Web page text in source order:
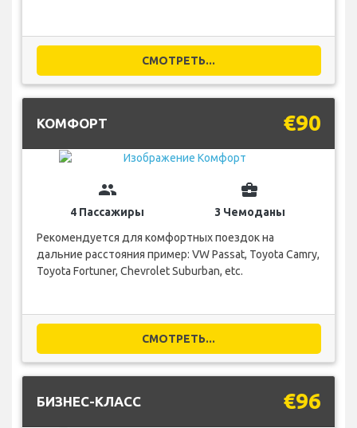
СМОТРЕТЬ...
КОМФОРТ €90
group
4 Пассажиры
business_center
3 Чемоданы
Рекомендуется для комфортных поездок на
дальние расстояния пример: VW Passat, Toyota Camry,
Toyota Fortuner, Chevrolet Suburban, etc.
СМОТРЕТЬ...
БИЗНЕС-КЛАСС €96